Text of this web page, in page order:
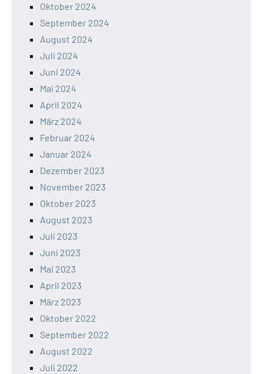
Oktober 2024
September 2024
August 2024
Juli 2024
Juni 2024
Mai 2024
April 2024
März 2024
Februar 2024
Januar 2024
Dezember 2023
November 2023
Oktober 2023
August 2023
Juli 2023
Juni 2023
Mai 2023
April 2023
März 2023
Oktober 2022
September 2022
August 2022
Juli 2022